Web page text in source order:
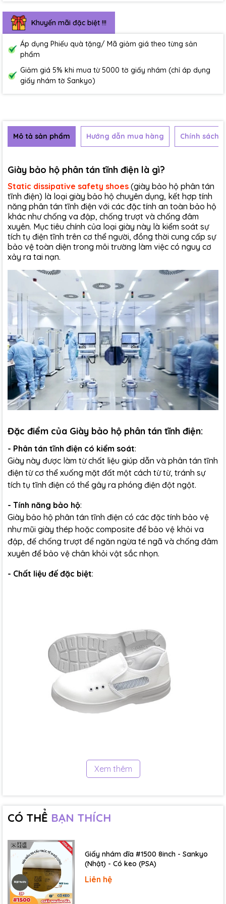
Khuyến mãi đặc biệt !!!
Áp dụng Phiếu quà tặng/ Mã giảm giá theo từng sản
phẩm
Giảm giá 5% khi mua từ 5000 tờ giấy nhám (chỉ áp dụng
giấy nhám tờ Sankyo)
Mô tả sản phẩm Hướng dẫn mua hàng Chính sách
Giày bảo hộ phân tán tĩnh điện là gì?
Static dissipative safety shoes (giày bảo hộ phân tán
tĩnh điện) là loại giày bảo hộ chuyên dụng, kết hợp tính
năng phân tán tĩnh điện với các đặc tính an toàn bảo hộ
khác như chống va đập, chống trượt và chống đâm
xuyên. Mục tiêu chính của loại giày này là kiểm soát sự
tích tụ điện tĩnh trên cơ thể người, đồng thời cung cấp sự
bảo vệ toàn diện trong môi trường làm việc có nguy cơ
xảy ra tai nạn.
Đặc điểm của Giày bảo hộ phân tán tĩnh điện:
- Phân tán tĩnh điện có kiểm soát:
Giày này được làm từ chất liệu giúp dẫn và phân tán tĩnh
điện từ cơ thể xuống mặt đất một cách từ từ, tránh sự
tích tụ tĩnh điện có thể gây ra phóng điện đột ngột.
- Tính năng bảo hộ:
Giày bảo hộ phân tán tĩnh điện có các đặc tính bảo vệ
như mũi giày thép hoặc composite để bảo vệ khỏi va
đập, đế chống trượt để ngăn ngừa té ngã và chống đâm
xuyên để bảo vệ chân khỏi vật sắc nhọn.
- Chất liệu đế đặc biệt:
Đế giày thường được làm từ cao su hoặc các vật liệu
chống tĩnh điện, vừa đảm bảo khả năng phân tán tĩnh
công nghiệp.
Mô tảgiày bảo hộ phân tán tĩnh điện MEC
Đế ngoài: PU chống trượt
Dán cạnh : PVC
Đế trong : Vải lưới nhỏ + chỉ dẫn điện
Mũi giày: Thép bảo vệ
Xem thêm
CÓ THỂ BẠN THÍCH
Giấy nhám dĩa #1500 8inch - Sankyo
(Nhật) - Có keo (PSA)
Liên hệ